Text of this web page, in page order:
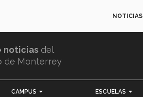
NOTICIAS
noticias del
de Monterrey
CAMPUS ESCUELAS